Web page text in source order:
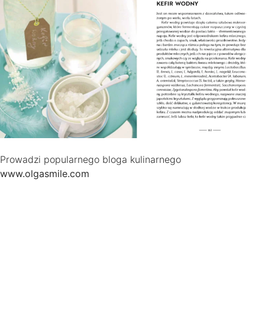
Prowadzi popularnego bloga kulinarnego
www.olgasmile.com